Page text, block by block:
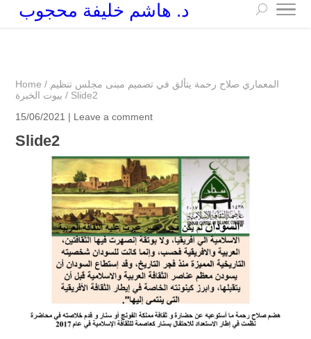
د. هاشم خليفة محجوب
Home / المعماري صلاح رحمة يتألق في تصميم مبنى مجلس تنظيم
بيوت الخبرة / Slide2
15/06/2021 | Leave a comment
Slide2